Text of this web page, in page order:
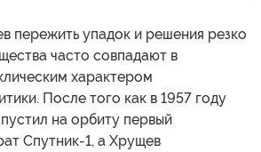
пережить упадок и решения резко
часто совпадают в
характером
После того как в 1957 году
на орбиту первый
Спутник-1, а Хрущев